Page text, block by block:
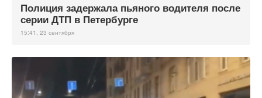
Полиция задержала пьяного водителя после
серии ДТП в Петербурге
15:41, 23 сентября